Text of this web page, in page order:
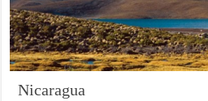
Nicaragua